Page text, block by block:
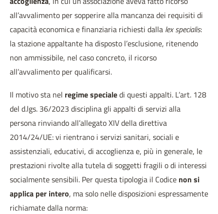
all’avvalimento per sopperire alla mancanza dei requisiti di
capacità economica e finanziaria richiesti dalla lex specialis:
la stazione appaltante ha disposto l’esclusione, ritenendo
non ammissibile, nel caso concreto, il ricorso
all’avvalimento per qualificarsi.
Il motivo sta nel regime specialedi questi appalti. L’art. 128
del d.lgs. 36/2023 disciplina gli appalti di servizi alla
persona rinviando all’allegato XIV della direttiva
2014/24/UE: vi rientrano i servizi sanitari, sociali e
assistenziali, educativi, di accoglienza e, più in generale, le
prestazioni rivolte alla tutela di soggetti fragili o di interessi
socialmente sensibili. Per questa tipologia il Codice non si
applica per intero, ma solo nelle disposizioni espressamente
richiamate dalla norma: